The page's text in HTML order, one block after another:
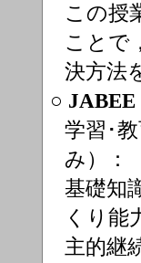
この授
ことで
決方法
○
学習･
み）：
基礎知
くり能
主的継